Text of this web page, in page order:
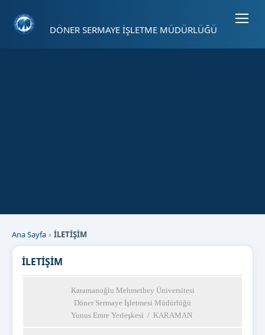
DÖNER SERMAYE İŞLETME MÜDÜRLÜĞÜ
Ana Sayfa İLETİŞİM
İLETİŞİM
Karamanoğlu Mehmetbey Üniversitesi
Döner Sermaye İşletmesi Müdürlüğü
Yunus Emre Yerleşkesi / KARAMAN